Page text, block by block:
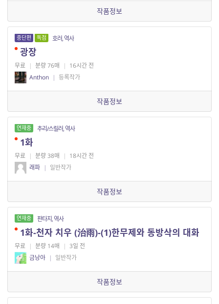
작품정보
중단편 독점 호러, 역사
광장
무료 | 분량 76매 | 16시간 전
Anthon | 등록작가
작품정보
연재중 추리/스릴러, 역사
1화
무료 | 분량 38매 | 18시간 전
래파 | 일반작가
작품정보
연재중 판타지, 역사
1화-천자 치우 (治雨)-(1)한무제와 동방삭의 대화
무료 | 분량 14매 | 3일 전
금낭아 | 일반작가
작품정보